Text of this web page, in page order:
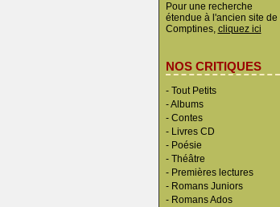
Pour une recherche
étendue à l'ancien site de
Comptines, cliquez ici
NOS CRITIQUES
- Tout Petits
-Albums
- Contes
- Livres CD
- Poésie
- Théâtre
- Premières lectures
- Romans Juniors
- Romans Ados